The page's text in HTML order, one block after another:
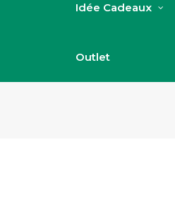
Idée Cadeaux
Outlet